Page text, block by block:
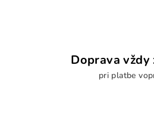
Doprava vždy
pri platbe